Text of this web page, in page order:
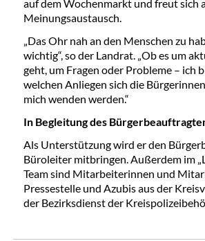
auf dem Wochenmarkt und freut sich
Meinungsaustausch.
„Das Ohr nah an den Menschen zu
wichtig“, so der Landrat. „Ob es um
geht, um Fragen oder Probleme – ich
welchen Anliegen sich die
mich wenden werden.“
In Begleitung des
Als Unterstützung wird er den
Büroleiter mitbringen. Außerdem im
Team sind Mitarbeiterinnen und
Pressestelle und Azubis aus der
der Bezirksdienst der